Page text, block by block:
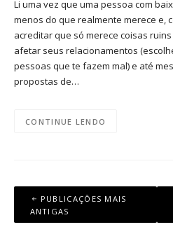
Li uma vez que uma pessoa com
menos do que realmente merece e,
acreditar que só merece coisas
afetar seus relacionamentos
pessoas que te fazem mal) e até
propostas de…
CONTINUE LENDO
Navegação
por
PUBLICAÇÕES MAIS
ANTIGAS